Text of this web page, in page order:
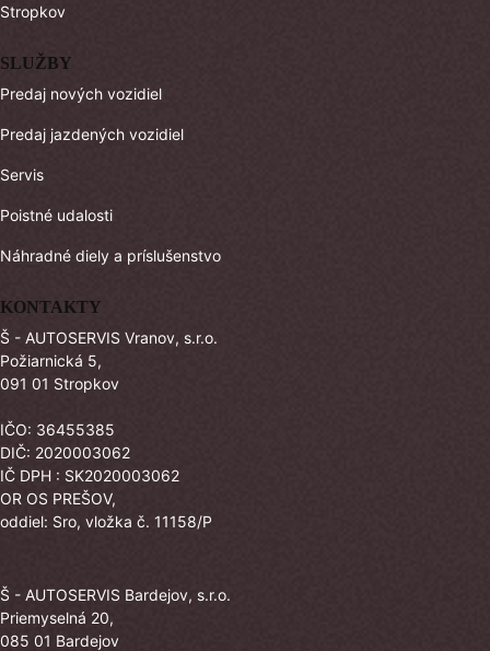
Stropkov
SLUŽBY
Predaj nových vozidiel
Predaj jazdených vozidiel
Servis
Poistné udalosti
Náhradné diely a príslušenstvo
KONTAKTY
Š - AUTOSERVIS Vranov, s.r.o.
Požiarnická 5,
091 01 Stropkov
IČO: 36455385
DIČ: 2020003062
IČ DPH : SK2020003062
OR OS PREŠOV,
oddiel: Sro, vložka č. 11158/P
Š - AUTOSERVIS Bardejov, s.r.o.
Priemyselná 20,
085 01 Bardejov